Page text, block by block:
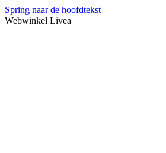
Spring naar de hoofdtekst
Webwinkel Livea